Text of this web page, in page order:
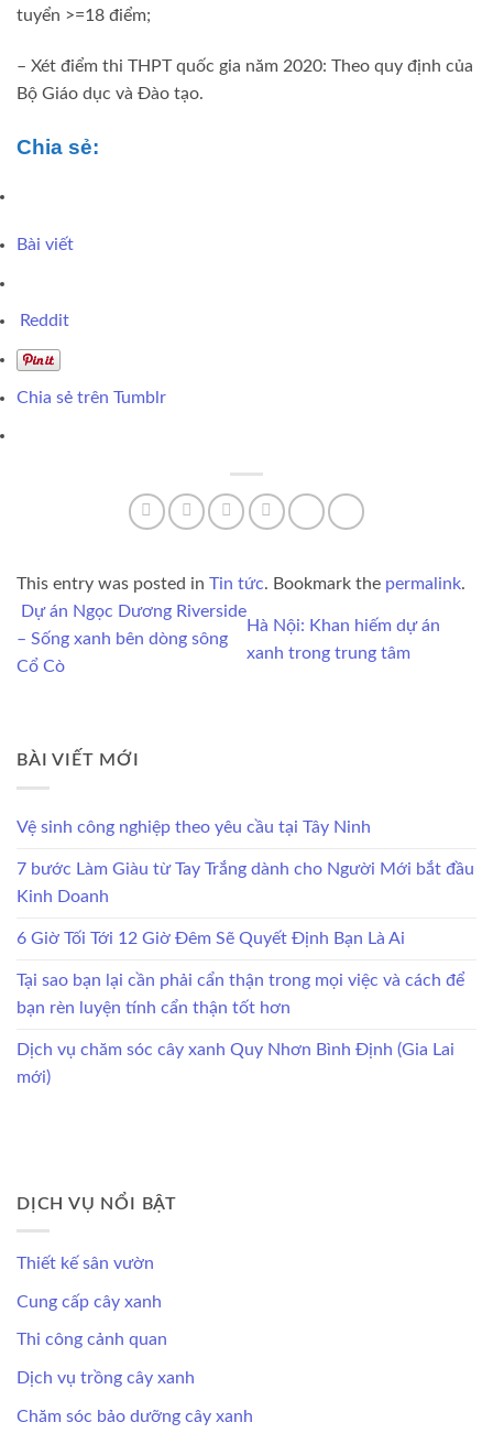
tuyển >=18 điểm;
– Xét điểm thi THPT quốc gia năm 2020: Theo quy định của
Bộ Giáo dục và Đào tạo.
Chia sẻ:
Bài viết
Reddit
Chia sẻ trên Tumblr
This entry was posted in Tin tức. Bookmark the permalink.
Dự án Ngọc Dương Riverside
– Sống xanh bên dòng sông
Cổ Cò
Hà Nội: Khan hiếm dự án
xanh trong trung tâm
BÀI VIẾT MỚI
Vệ sinh công nghiệp theo yêu cầu tại Tây Ninh
7 bước Làm Giàu từ Tay Trắng dành cho Người Mới bắt đầu
Kinh Doanh
6 Giờ Tối Tới 12 Giờ Đêm Sẽ Quyết Định Bạn Là Ai
Tại sao bạn lại cần phải cẩn thận trong mọi việc và cách để
bạn rèn luyện tính cẩn thận tốt hơn
Dịch vụ chăm sóc cây xanh Quy Nhơn Bình Định (Gia Lai
mới)
DỊCH VỤ NỔI BẬT
Thiết kế sân vườn
Cung cấp cây xanh
Thi công cảnh quan
Dịch vụ trồng cây xanh
Chăm sóc bảo dưỡng cây xanh